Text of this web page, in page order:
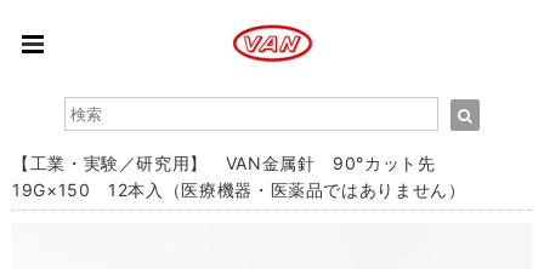
【工業・実験／研究用】 VAN金属針 90°カット先
19G×150 12本入（医療機器・医薬品ではありません）